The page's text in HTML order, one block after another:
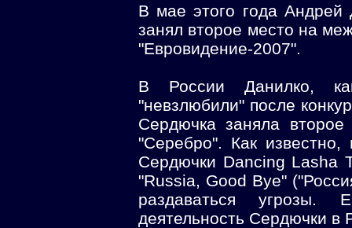
В мае этого года Андрей
занял второе место на
"Евровидение-2007".
В России Данилко,
"невзлюбили" после
Сердючка заняла второе
"Серебро". Как известно,
Сердючки Dancing Lasha
"Russia, Good Bye"
раздаваться угрозы.
деятельность Сердючки в